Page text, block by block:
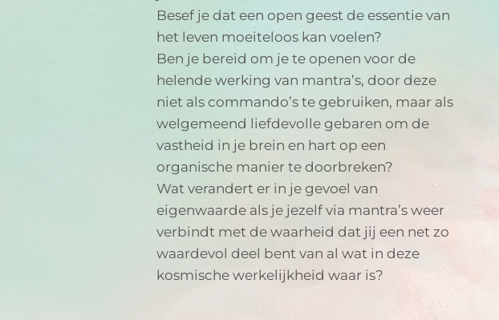
Besef je dat een open geest de essentie van
het leven moeiteloos kan voelen?
Ben je bereid om je te openen voor de
helende werking van mantra’s, door deze
niet als commando’s te gebruiken, maar als
welgemeend liefdevolle gebaren om de
vastheid in je brein en hart op een
organische manier te doorbreken?
Wat verandert er in je gevoel van
eigenwaarde als je jezelf via mantra’s weer
verbindt met de waarheid dat jij een net zo
waardevol deel bent van al wat in deze
kosmische werkelijkheid waar is?